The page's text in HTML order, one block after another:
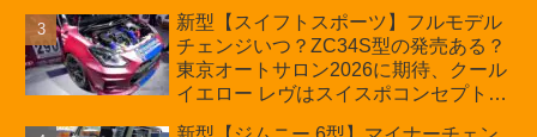
ほか「コア」と「ツール」、デリカ
D:5対抗のクロスオーバーSUVミニバ
ン
新型【スイフトスポーツ】フルモデル
チェンジいつ？ZC34S型の発売ある？
東京オートサロン2026に期待、クール
イエロー レヴはスイスポコンセプト